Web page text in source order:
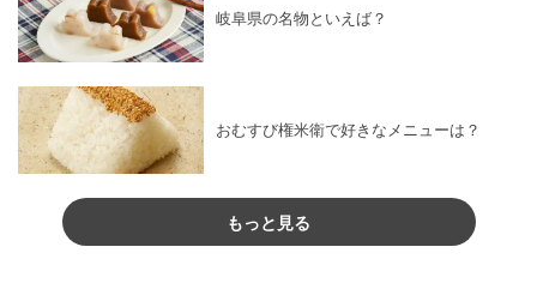
岐阜県の名物といえば？
おむすび権米衛で好きなメニューは？
もっと見る